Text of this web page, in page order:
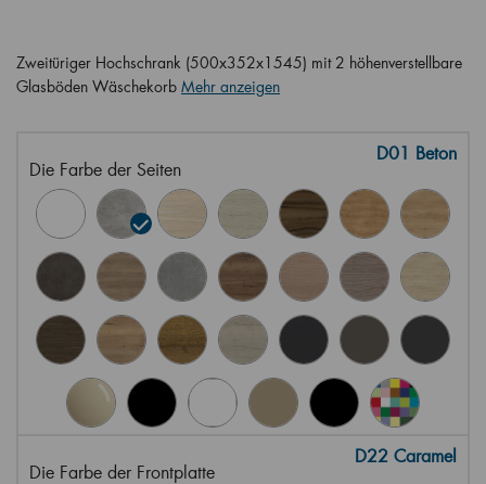
Zweitüriger Hochschrank (500x352x1545) mit 2 höhenverstellbare
Glasböden Wäschekorb Mehr anzeigen
Die Farbe der Seiten
D01 Beton
Die Farbe der Frontplatte
D22 Caramel